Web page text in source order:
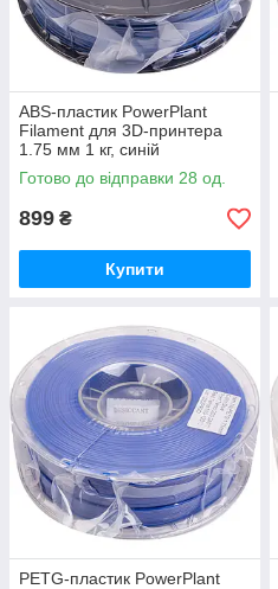
ABS-пластик PowerPlant
Filament для 3D-принтера
1.75 мм 1 кг, синій
Готово до відправки 28 од.
899 ₴
Купити
PETG-пластик PowerPlant